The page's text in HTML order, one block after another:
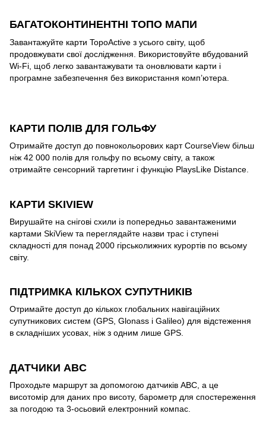
БАГАТОКОНТИНЕНТНІ ТОПО МАПИ
Завантажуйте карти TopoActive з усього світу, щоб
продовжувати свої дослідження. Використовуйте вбудований
Wi-Fi, щоб легко завантажувати та оновлювати карти і
програмне забезпечення без використання комп’ютера.
КАРТИ ПОЛІВ ДЛЯ ГОЛЬФУ
Отримайте доступ до повнокольорових карт CourseView більш
ніж 42 000 полів для гольфу по всьому світу, а також
отримайте сенсорний таргетинг і функцію PlaysLike Distance.
КАРТИ SKIVIEW
Вирушайте на снігові схили із попередньо завантаженими
картами SkiView та переглядайте назви трас і ступені
складності для понад 2000 гірськолижних курортів по всьому
світу.
ПІДТРИМКА КІЛЬКОХ СУПУТНИКІВ
Отримайте доступ до кількох глобальних навігаційних
супутникових систем (GPS, Glonass і Galileo) для відстеження
в складніших усовах, ніж з одним лише GPS.
ДАТЧИКИ ABC
Проходьте маршрут за допомогою датчиків ABC, а це
висотомір для даних про висоту, барометр для спостереження
за погодою та 3-осьовий електронний компас.